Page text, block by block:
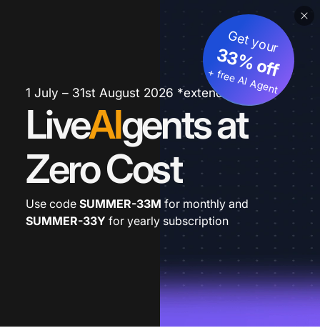
1 July – 31st August 2026 *extended
LiveAIgents at
Zero Cost
Get your
33% off
+ free AI Agent
Use code SUMMER-33M for monthly and
SUMMER-33Y for yearly subscription